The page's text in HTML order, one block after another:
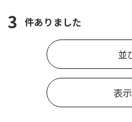
3 件ありました
並
表